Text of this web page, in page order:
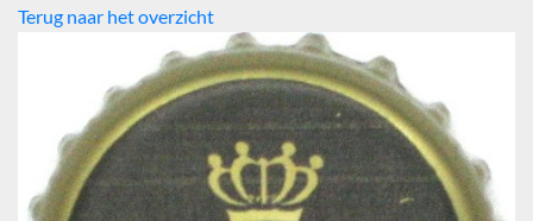
Terug naar het overzicht